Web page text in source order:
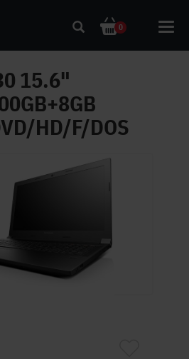
0
15.6"
HD/F/DOS